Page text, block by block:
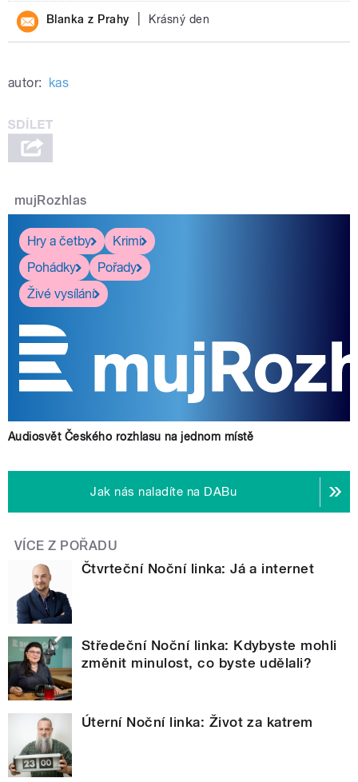
Blanka z Prahy Krásný den
autor: kas
mujRozhlas
Hry a četby
Krimi
Pohádky
Pořady
Živé vysílání
Audiosvět Českého rozhlasu na jednom místě
Jak nás naladíte na DABu
VÍCE Z POŘADU
Čtvrteční Noční linka: Já a internet
Středeční Noční linka: Kdybyste mohli
změnit minulost, co byste udělali?
Úterní Noční linka: Život za katrem